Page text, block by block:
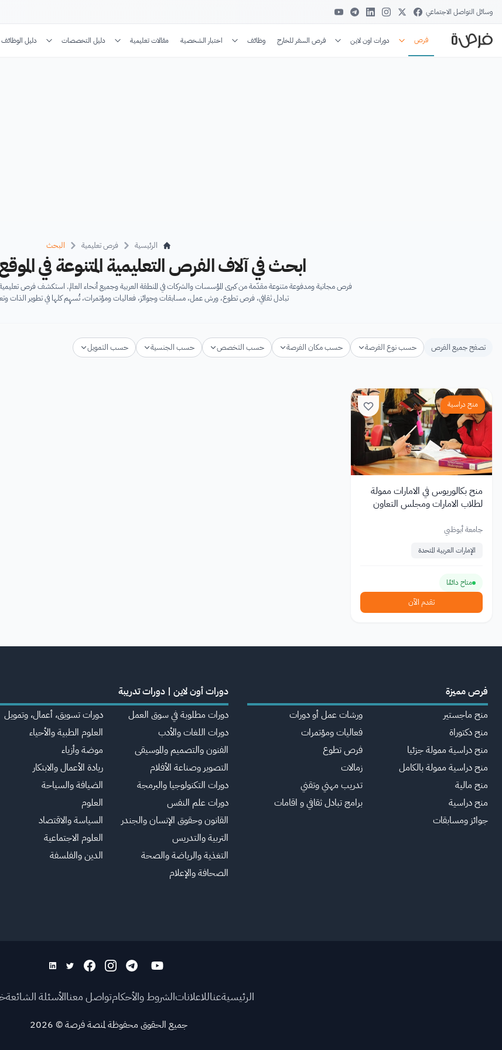
وسائل التواصل الاجتماعي
فرص دورات اون لاين فرص السفر للخارج وظائف اختبار الشخصية مقالات تعليمية دليل التخصصات دليل الوظائف
الرئيسية فرص تعليمية البحث
ابحث في آلاف الفرص التعليمية المتنوعة في
فرص مجانية ومدفوعة متنوعة مقدّمة من كبرى المؤسسات والشركات في المنطقة العربية وجميع أنحاء العالم. استكشف فرص
تبادل ثقافي، فرص تطوع، ورش عمل، مسابقات وجوائز، فعاليات ومؤتمرات، تُسهِم كلها في تطوير الذات
تصفح جميع الفرص حسب نوع الفرصة حسب مكان الفرصة حسب التخصص حسب الجنسية حسب التمويل
منح دراسية
منح بكالوريوس في الامارات ممولة
لطلاب الامارات ومجلس التعاون
جامعة أبوظبي
الإمارات العربية المتحدة
متاح دائمًا
تقدم الآن
فرص مميزة
منح ماجستير
منح دكتوراة
منح دراسية ممولة جزئيا
منح دراسية ممولة بالكامل
منح مالية
منح دراسية
جوائز ومسابقات
ورشات عمل أو دورات
فعاليات ومؤتمرات
فرص تطوع
زمالات
تدريب مهني وتقني
برامج تبادل ثقافي و اقامات
دورات أون لاين | دورات تدريبة
دورات مطلوبة في سوق العمل
دورات اللغات والأدب
الفنون والتصميم والموسيقى
التصوير وصناعة الأفلام
دورات التكنولوجيا والبرمجة
دورات علم النفس
القانون وحقوق الإنسان والجندر
التربية والتدريس
التغذية والرياضة والصحة
الصحافة والإعلام
دورات تسويق، أعمال، وتمويل
العلوم الطبية والأحياء
موضة وأزياء
ريادة الأعمال والابتكار
الضيافة والسياحة
العلوم
السياسة والاقتصاد
العلوم الاجتماعية
الدين والفلسفة
الرئيسيةعناللاعلاناتالشروط والأحكامتواصل معناالأسئلة الشائعة
جميع الحقوق محفوظة لمنصة فرصة©
2026